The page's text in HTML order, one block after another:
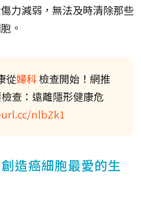
力減弱，無法及時清除那些
。
從婦科檢查開始！網推
檢查：遠離隱形健康危
nlbZk1
造癌細胞最愛的生